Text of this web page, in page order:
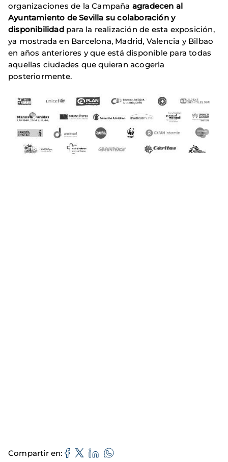
organizaciones de la Campaña agradecen al
Ayuntamiento de Sevilla su colaboración y
disponibilidadpara la realización de esta exposición,
ya mostrada en Barcelona, Madrid, Valencia y Bilbao
en años anteriores y que está disponible para todas
aquellas ciudades que quieran acogerla
posteriormente.
Compartir en